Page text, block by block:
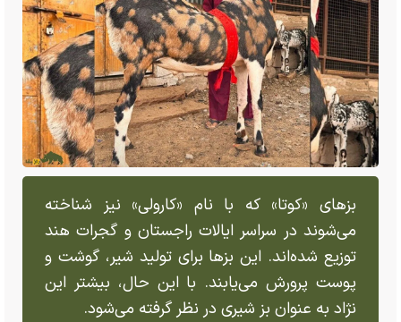
بز‌های «کوتا» که با نام «کارولی» نیز شناخته
می‌شوند در سراسر ایالات راجستان و گجرات هند
توزیع شده‌اند. این بز‌ها برای تولید شیر، گوشت و
پوست پرورش می‌یابند. با این حال، بیشتر این
نژاد به عنوان بز شیری در نظر گرفته می‌شود.